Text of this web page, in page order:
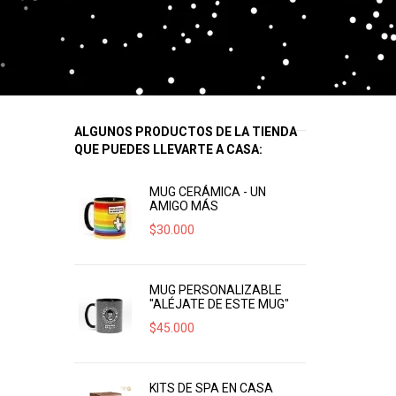
ALGUNOS PRODUCTOS DE LA TIENDA
QUE PUEDES LLEVARTE A CASA:
MUG CERÁMICA - UN
AMIGO MÁS
$30.000
MUG PERSONALIZABLE
"ALÉJATE DE ESTE MUG"
$45.000
KITS DE SPA EN CASA